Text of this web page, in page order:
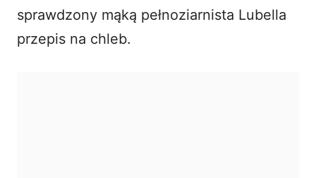
o
sprawdzony mąką pełnoziarnista Lubella
przepis na chleb.